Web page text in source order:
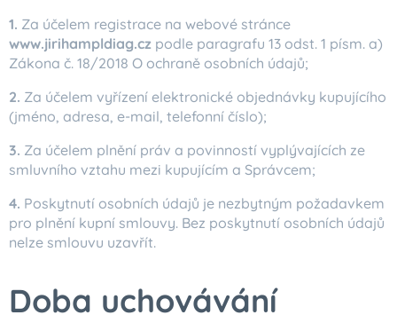
1. Za účelem registrace na webové stránce
www.jirihampldiag.cz podle paragrafu 13 odst. 1 písm. a)
Zákona č. 18/2018 O ochraně osobních údajů;
2. Za účelem vyřízení elektronické objednávky kupujícího
(jméno, adresa, e-mail, telefonní číslo);
3. Za účelem plnění práv a povinností vyplývajících ze
smluvního vztahu mezi kupujícím a Správcem;
4. Poskytnutí osobních údajů je nezbytným požadavkem
pro plnění kupní smlouvy. Bez poskytnutí osobních údajů
nelze smlouvu uzavřít.
Doba uchovávání